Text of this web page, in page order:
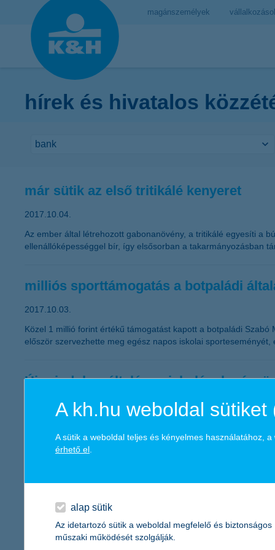
magánszemélyek
hírek és hivatalos
már sütik az első tritikálé kenyeret
2017.10.04.
Az ember által létrehozott gabonanövény, a tritikálé egyesíti a
ellenállóképességgel bír, így elsősorban a takarmányozásban
milliós sporttámogatás a botpaládi
2017.10.03.
Közel 1 millió forint értékű támogatást kapott a botpaládi
először szervezhette meg egész napos iskolai
Újra indul az általános iskolások
2017.10.03.
pénzügyeink digitalizációja kerül. És ha már digitalizáció,
szemüvegeket nyerhetnek.
K&H: panel, családi ház és a többi -
2017.10.02.
A 30-59 éves magyar lakosság többsége saját vagy részben
családi házak aránya, addig Budapesten a megkérdezettek
A kh.hu weboldal sütiket
A sütik a weboldal teljes és kényelmes használatához,
érhető el
alap sütik
Az idetartozó sütik a weboldal megfelelő és biztonságos
műszaki működését szolgálják.